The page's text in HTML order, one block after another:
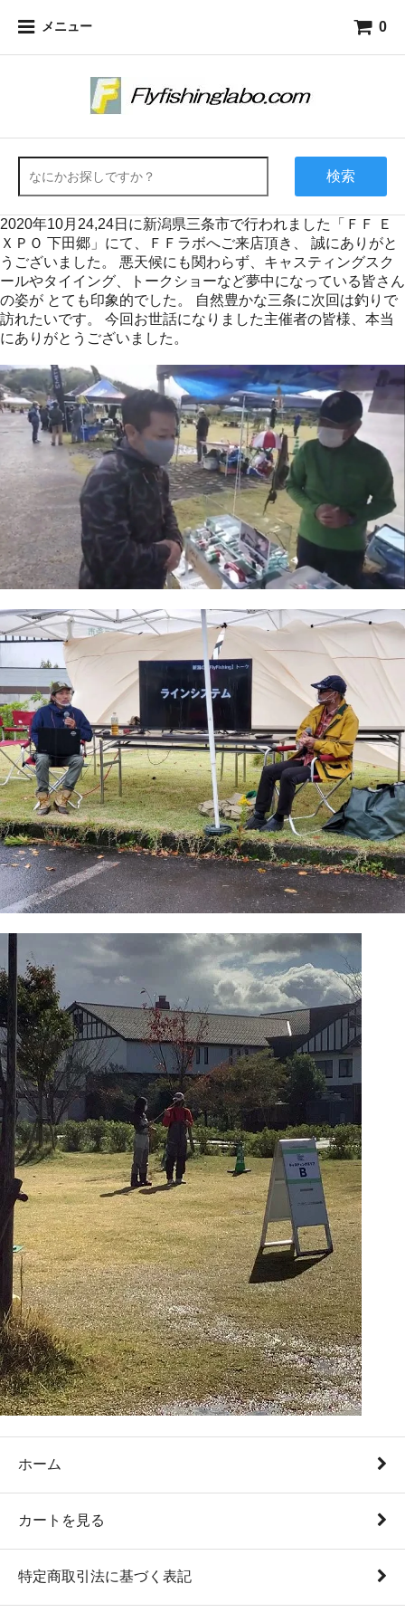
メニュー 0
検索
2020年10月24,24日に新潟県三条市で行われました「ＦＦ Ｅ
ＸＰＯ 下田郷」にて、ＦＦラボへご来店頂き、 誠にありがと
うございました。 悪天候にも関わらず、キャスティングスク
ールやタイイング、トークショーなど夢中になっている皆さん
の姿が とても印象的でした。 自然豊かな三条に次回は釣りで
訪れたいです。 今回お世話になりました主催者の皆様、本当
にありがとうございました。
ホーム
カートを見る
特定商取引法に基づく表記